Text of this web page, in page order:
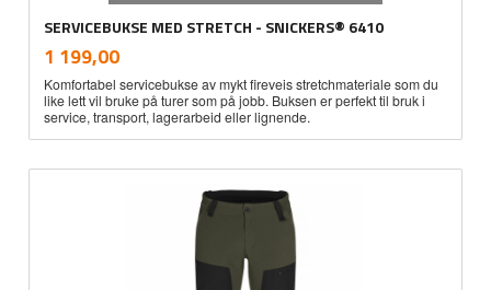
SERVICEBUKSE MED STRETCH - SNICKERS® 6410
Pris
1 199,00mva.
Komfortabel servicebukse av mykt fireveis stretchmateriale som du
like lett vil bruke på turer som på jobb. Buksen er perfekt til bruk i
service, transport, lagerarbeid eller lignende.